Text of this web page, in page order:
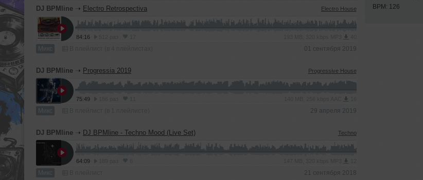
DJ BPMline ➝ Electro Retrospectiva Electro House
84:16
Микс 01 сентября 2019
DJ BPMline ➝ Progressia 2019 Progressive House
75:49
Микс 29 апреля 2019
DJ BPMline ➝ DJ BPMline - Techno Mood (Live Set) Techno
64:09
Микс 21 сентября 2018
BPM: 126